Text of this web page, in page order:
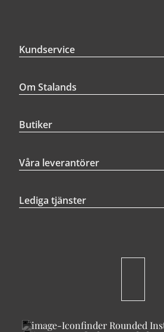
Kundservice
Om Stalands
Butiker
Våra leverantörer
Lediga tjänster